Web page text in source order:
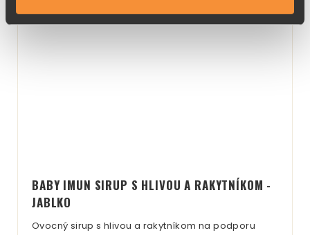
BABY IMUN SIRUP S HLIVOU A RAKYTNÍKOM -
JABLKO
Ovocný sirup s hlivou a rakytníkom na podporu